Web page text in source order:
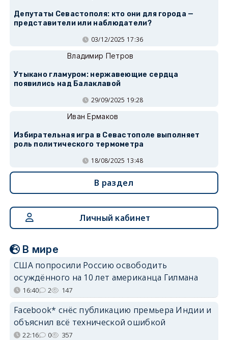
Депутаты Севастополя: кто они для города —
представители или наблюдатели?
03/12/2025 17:36
Владимир Петров
Утыкано гламуром: нержавеющие сердца
появились над Балаклавой
29/09/2025 19:28
Иван Ермаков
Избирательная игра в Севастополе выполняет
роль политического термометра
18/08/2025 13:48
В раздел
Личный кабинет
В мире
США попросили Россию освободить
осуждённого на 10 лет американца Гилмана
16:40 2 147
Facebook* снёс публикацию премьера Индии и
объяснил всё технической ошибкой
22:16 0 357